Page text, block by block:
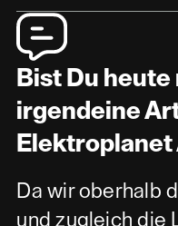
Bist Du
irgendeine
Elektroplanet
Da wir oberhalb
und zugleich die